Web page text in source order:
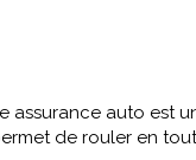
assurance auto est
de rouler en